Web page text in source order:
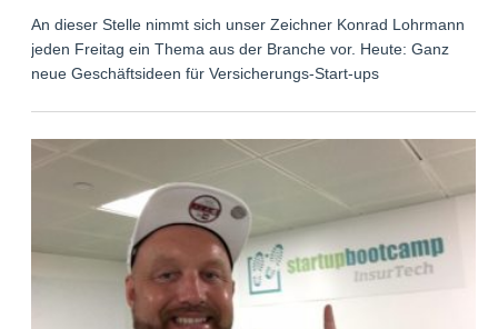
An dieser Stelle nimmt sich unser Zeichner Konrad Lohrmann
jeden Freitag ein Thema aus der Branche vor. Heute: Ganz
neue Geschäftsideen für Versicherungs-Start-ups